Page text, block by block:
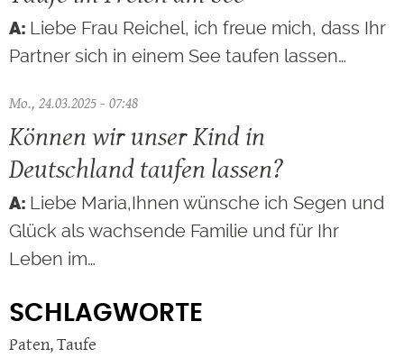
Liebe Frau Reichel, ich freue mich, dass Ihr
Partner sich in einem See taufen lassen…
Mo., 24.03.2025 - 07:48
Können wir unser Kind in
Deutschland taufen lassen?
Liebe Maria,Ihnen wünsche ich Segen und
Glück als wachsende Familie und für Ihr
Leben im…
SCHLAGWORTE
Paten,Taufe